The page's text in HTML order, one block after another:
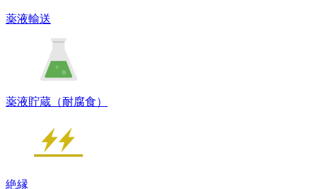
薬液輸送
薬液貯蔵（耐腐食）
絶縁